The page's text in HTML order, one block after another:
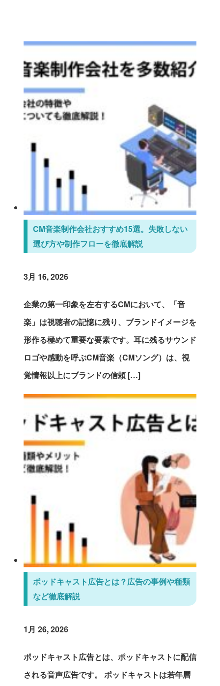
CM音楽制作会社おすすめ15選。失敗しない
選び方や制作フローを徹底解説
3月 16, 2026
企業の第一印象を左右するCMにおいて、「音
楽」は視聴者の記憶に残り、ブランドイメージを
形作る極めて重要な要素です。耳に残るサウンド
ロゴや感動を呼ぶCM音楽（CMソング）は、視
覚情報以上にブランドの信頼 […]
ポッドキャスト広告とは？広告の事例や種類
など徹底解説
1月 26, 2026
ポッドキャスト広告とは、ポッドキャストに配信
される音声広告です。 ポッドキャストは若年層